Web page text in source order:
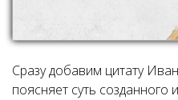
Сразу добавим цитату
поясняет суть созданного